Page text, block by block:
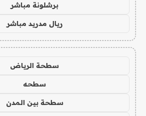
برشلونة مباشر
ريال مدريد مباشر
سطحة الرياض
سطحه
سطحة بين المدن